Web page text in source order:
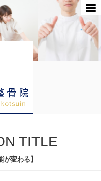
TITLE
が変わる】